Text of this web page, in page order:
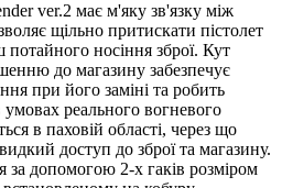
ver.2 має м'яку зв'язку між
щільно притискати пістолет
потайного носіння зброї. Кут
до магазину забезпечує
при його заміні та робить
реального вогневого
в паховій області, через що
доступ до зброї та магазину.
за допомогою 2-х гаків розміром